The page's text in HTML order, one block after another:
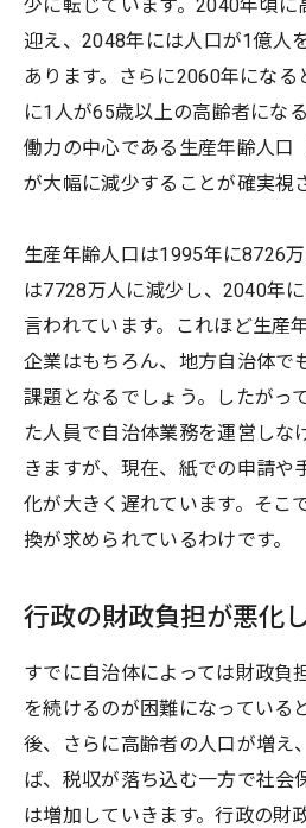
少に転じています。2040年頃に
迎え、2048年には人口が1億人
あります。さらに2060年になる
に1人が65歳以上の高齢者にな
働力の中心である生産年齢人口
が大幅に減少することが確実視
生産年齢人口は1995年に8726
は7728万人に減少し、2040年
言われています。これほど生産
企業はもちろん、地方自治体で
課題となるでしょう。したがっ
た人員で自治体業務を運営しな
きますが、現在、紙での申請や
化が大きく遅れています。そこ
換が求められているわけです。
行政の財政負担が悪化
すでに自治体によっては財政負
を続けるのが困難になっている
後、さらに高齢者の人口が増え
ば、税収が落ち込む一方で社会
は増加していきます。行政の財